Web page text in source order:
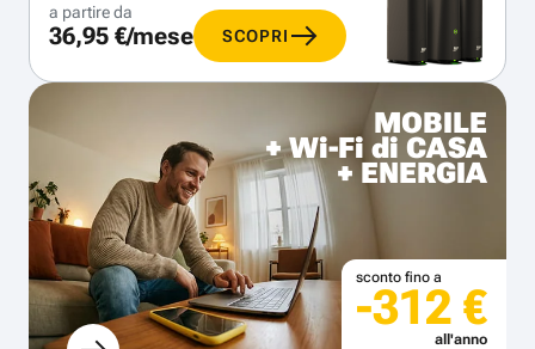
a partire da
36,95 €/mese SCOPRI
MOBILE
+ Wi-Fi di CASA
+ ENERGIA
sconto fino a
-312 €
all'anno